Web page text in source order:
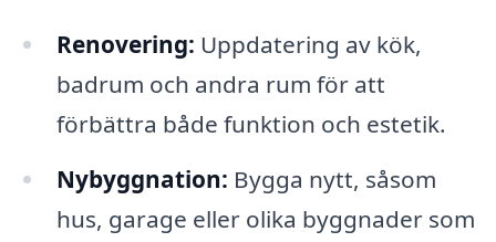
Renovering: Uppdatering av kök,
badrum och andra rum för att
förbättra både funktion och estetik.
Nybyggnation: Bygga nytt, såsom
hus, garage eller olika byggnader som